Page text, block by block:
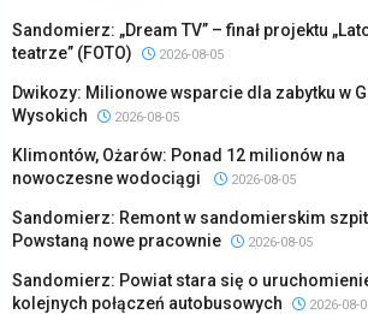
Sandomierz: „Dream TV” – finał projektu
teatrze” (FOTO)
2026-08-05
Dwikozy: Milionowe wsparcie dla zabytku w
Wysokich
2026-08-05
Klimontów, Ożarów: Ponad 12 milionów na
nowoczesne wodociągi
2026-08-05
Sandomierz: Remont w sandomierskim
Powstaną nowe pracownie
2026-08-05
Sandomierz: Powiat stara się o
kolejnych połączeń autobusowych
2026-08-